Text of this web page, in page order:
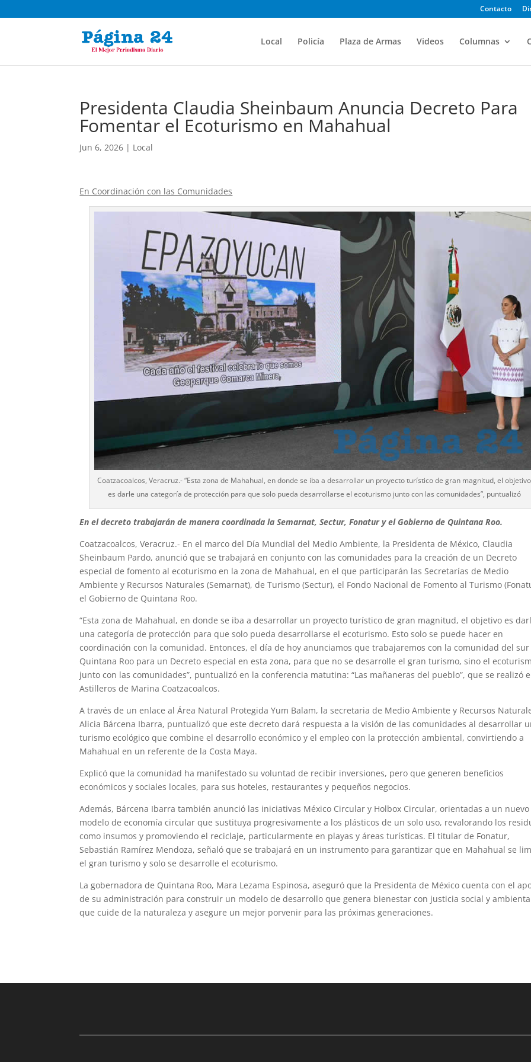
Contacto
Local Policía Plaza de Armas Videos Columnas
Presidenta Claudia Sheinbaum Anuncia Decreto Para
Fomentar el Ecoturismo en Mahahual
Jun 6, 2026 | Local
En Coordinación con las Comunidades
Coatzacoalcos, Veracruz.- “Esta zona de Mahahual, en donde se iba a desarrollar un proyecto turístico de gran magnitud, el objetivo
es darle una categoría de protección para que solo pueda desarrollarse el ecoturismo junto con las comunidades”, puntualizó
En el decreto trabajarán de manera coordinada la Semarnat, Sectur, Fonatur y el Gobierno de Quintana Roo.
Coatzacoalcos, Veracruz.- En el marco del Día Mundial del Medio Ambiente, la Presidenta de México, Claudia
Sheinbaum Pardo, anunció que se trabajará en conjunto con las comunidades para la creación de un Decreto
especial de fomento al ecoturismo en la zona de Mahahual, en el que participarán las Secretarías de Medio
Ambiente y Recursos Naturales (Semarnat), de Turismo (Sectur), el Fondo Nacional de Fomento al Turismo
el Gobierno de Quintana Roo.
“Esta zona de Mahahual, en donde se iba a desarrollar un proyecto turístico de gran magnitud, el objetivo es
una categoría de protección para que solo pueda desarrollarse el ecoturismo. Esto solo se puede hacer en
coordinación con la comunidad. Entonces, el día de hoy anunciamos que trabajaremos con la comunidad del
Quintana Roo para un Decreto especial en esta zona, para que no se desarrolle el gran turismo, sino el
junto con las comunidades”, puntualizó en la conferencia matutina: “Las mañaneras del pueblo”, que se realizó
Astilleros de Marina Coatzacoalcos.
A través de un enlace al Área Natural Protegida Yum Balam, la secretaria de Medio Ambiente y Recursos
Alicia Bárcena Ibarra, puntualizó que este decreto dará respuesta a la visión de las comunidades al desarrollar
turismo ecológico que combine el desarrollo económico y el empleo con la protección ambiental, convirtiendo a
Mahahual en un referente de la Costa Maya.
Explicó que la comunidad ha manifestado su voluntad de recibir inversiones, pero que generen beneficios
económicos y sociales locales, para sus hoteles, restaurantes y pequeños negocios.
Además, Bárcena Ibarra también anunció las iniciativas México Circular y Holbox Circular, orientadas a un nuevo
modelo de economía circular que sustituya progresivamente a los plásticos de un solo uso, revalorando los
como insumos y promoviendo el reciclaje, particularmente en playas y áreas turísticas. El titular de Fonatur,
Sebastián Ramírez Mendoza, señaló que se trabajará en un instrumento para garantizar que en Mahahual se
el gran turismo y solo se desarrolle el ecoturismo.
La gobernadora de Quintana Roo, Mara Lezama Espinosa, aseguró que la Presidenta de México cuenta con el
de su administración para construir un modelo de desarrollo que genera bienestar con justicia social y
que cuide de la naturaleza y asegure un mejor porvenir para las próximas generaciones.